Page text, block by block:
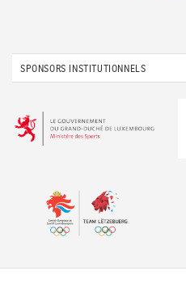
SPONSORS INSTITUTIONNELS